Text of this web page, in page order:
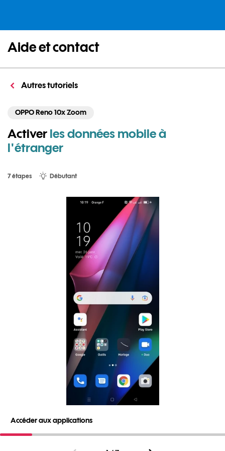
Aide et contact
Autres tutoriels
OPPO Reno 10x Zoom
Activer les données mobile à
l'étranger
7 étapes Débutant
Accéder aux applications